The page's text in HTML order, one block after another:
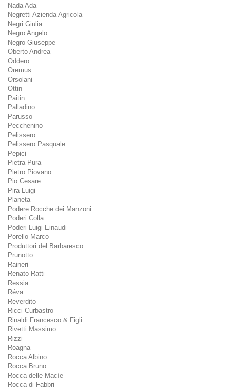
Nada Ada
Negretti Azienda Agricola
Negri Giulia
Negro Angelo
Negro Giuseppe
Oberto Andrea
Oddero
Oremus
Orsolani
Ottin
Paitin
Palladino
Parusso
Pecchenino
Pelissero
Pelissero Pasquale
Pepici
Pietra Pura
Pietro Piovano
Pio Cesare
Pira Luigi
Planeta
Podere Rocche dei Manzoni
Poderi Colla
Poderi Luigi Einaudi
Porello Marco
Produttori del Barbaresco
Prunotto
Raineri
Renato Ratti
Ressia
Réva
Reverdito
Ricci Curbastro
Rinaldi Francesco & Figli
Rivetti Massimo
Rizzi
Roagna
Rocca Albino
Rocca Bruno
Rocca delle Macìe
Rocca di Fabbri